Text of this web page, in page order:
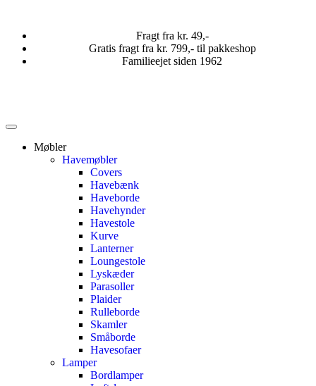
Fragt fra kr. 49,-
Gratis fragt fra kr. 799,- til pakkeshop
Familieejet siden 1962
Møbler
Havemøbler
Covers
Havebænk
Haveborde
Havehynder
Havestole
Kurve
Lanterner
Loungestole
Lyskæder
Parasoller
Plaider
Rulleborde
Skamler
Småborde
Havesofaer
Lamper
Bordlamper